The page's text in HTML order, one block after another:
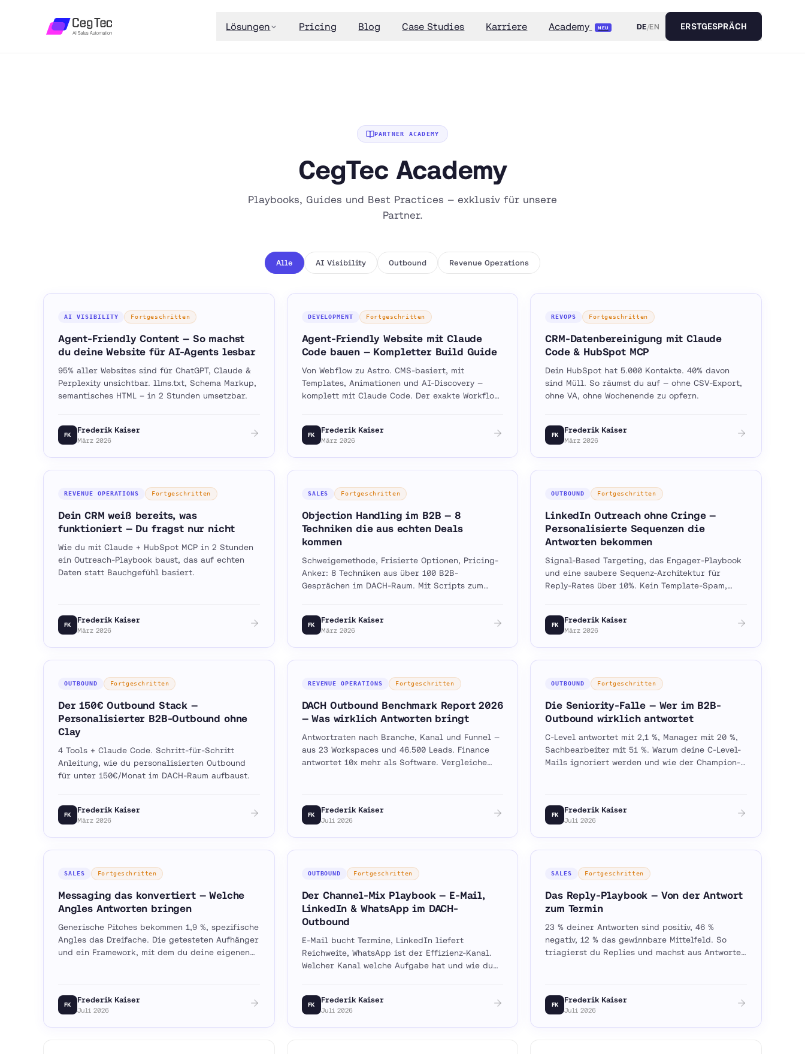
Lösungen Pricing Blog Case Studies Karriere Academy NEU DE/EN ERSTGESPRÄCH
PARTNER ACADEMY
CegTec Academy
Playbooks, Guides und Best Practices — exklusiv für unsere
Partner.
Alle AI Visibility Outbound Revenue Operations
AI VISIBILITY Fortgeschritten
Agent-Friendly Content — So machst
du deine Website für AI-Agents lesbar
95% aller Websites sind für ChatGPT, Claude &
Perplexity unsichtbar. llms.txt, Schema Markup,
semantisches HTML – in 2 Stunden umsetzbar.
FK Frederik Kaiser
März 2026
DEVELOPMENT Fortgeschritten
Agent-Friendly Website mit Claude
Code bauen — Kompletter Build Guide
Von Webflow zu Astro. CMS-basiert, mit
Templates, Animationen und AI-Discovery —
komplett mit Claude Code. Der exakte Workflow
FK Frederik Kaiser
März 2026
REVOPS Fortgeschritten
CRM-Datenbereinigung mit Claude
Code & HubSpot MCP
Dein HubSpot hat 5.000 Kontakte. 40% davon
sind Müll. So räumst du auf — ohne CSV-Export,
ohne VA, ohne Wochenende zu opfern.
FK Frederik Kaiser
März 2026
REVENUE OPERATIONS Fortgeschritten
Dein CRM weiß bereits, was
funktioniert — Du fragst nur nicht
Wie du mit Claude + HubSpot MCP in 2 Stunden
ein Outreach-Playbook baust, das auf echten
Daten statt Bauchgefühl basiert.
FK Frederik Kaiser
März 2026
SALES Fortgeschritten
Objection Handling im B2B — 8
Techniken die aus echten Deals
kommen
Schweigemethode, Frisierte Optionen, Pricing-
Anker: 8 Techniken aus über 100 B2B-
Gesprächen im DACH-Raum. Mit Scripts zum
FK Frederik Kaiser
März 2026
OUTBOUND Fortgeschritten
LinkedIn Outreach ohne Cringe —
Personalisierte Sequenzen die
Antworten bekommen
Signal-Based Targeting, das Engager-Playbook
und eine saubere Sequenz-Architektur für
Reply-Rates über 10%. Kein Template-Spam,
FK Frederik Kaiser
März 2026
OUTBOUND Fortgeschritten
Der 150€ Outbound Stack —
Personalisierter B2B-Outbound ohne
Clay
4 Tools + Claude Code. Schritt-für-Schritt
Anleitung, wie du personalisierten Outbound
für unter 150€/Monat im DACH-Raum aufbaust.
FK Frederik Kaiser
März 2026
REVENUE OPERATIONS Fortgeschritten
DACH Outbound Benchmark Report 2026
— Was wirklich Antworten bringt
Antwortraten nach Branche, Kanal und Funnel —
aus 23 Workspaces und 46.500 Leads. Finance
antwortet 10x mehr als Software. Vergleiche
FK Frederik Kaiser
Juli 2026
OUTBOUND Fortgeschritten
Die Seniority-Falle — Wer im B2B-
Outbound wirklich antwortet
C-Level antwortet mit 2,1 %, Manager mit 20 %,
Sachbearbeiter mit 51 %. Warum deine C-Level-
Mails ignoriert werden und wie der Champion-
FK Frederik Kaiser
Juli 2026
SALES Fortgeschritten
Messaging das konvertiert — Welche
Angles Antworten bringen
Generische Pitches bekommen 1,9 %, spezifische
Angles das Dreifache. Die getesteten Aufhänger
und ein Framework, mit dem du deine eigenen
FK Frederik Kaiser
Juli 2026
OUTBOUND Fortgeschritten
Der Channel-Mix Playbook — E-Mail,
LinkedIn & WhatsApp im DACH-
Outbound
E-Mail bucht Termine, LinkedIn liefert
Reichweite, WhatsApp ist der Effizienz-Kanal.
Welcher Kanal welche Aufgabe hat und wie du
FK Frederik Kaiser
Juli 2026
SALES Fortgeschritten
Das Reply-Playbook — Von der Antwort
zum Termin
23 % deiner Antworten sind positiv, 46 %
negativ, 12 % das gewinnbare Mittelfeld. So
triagierst du Replies und machst aus Antworten
FK Frederik Kaiser
Juli 2026